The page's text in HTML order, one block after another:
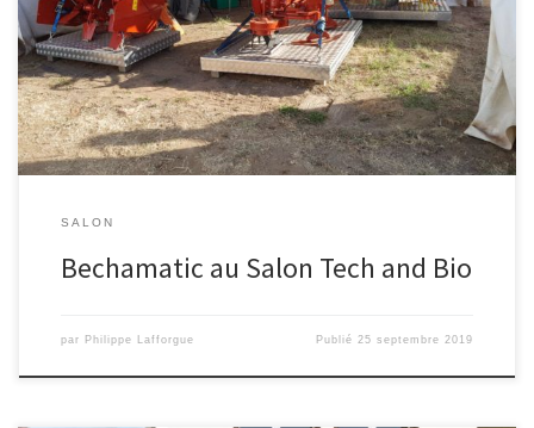
Bechamatic était au Salon Tech and Bio
SALON
Bechamatic au Salon Tech and Bio
par Philippe Lafforgue Publié 25 septembre 2019